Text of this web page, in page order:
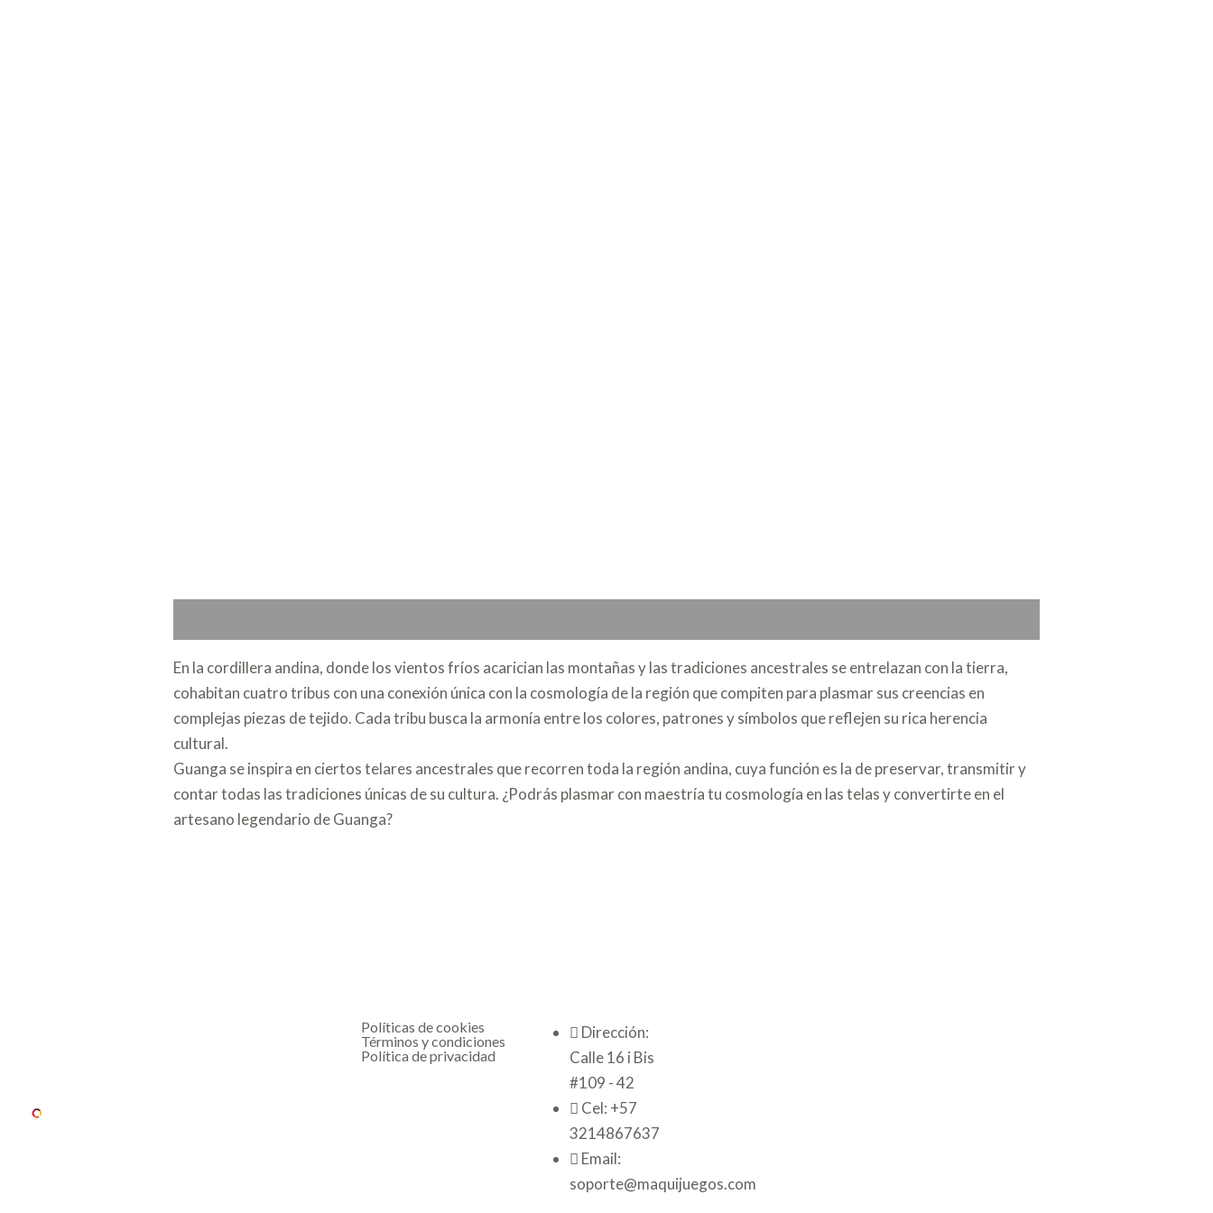
En la cordillera andina, donde los vientos fríos acarician las montañas y las tradiciones ancestrales se entrelazan con la tierra,
cohabitan cuatro tribus con una conexión única con la cosmología de la región que compiten para plasmar sus creencias en
complejas piezas de tejido. Cada tribu busca la armonía entre los colores, patrones y símbolos que reflejen su rica herencia
cultural.
Guanga se inspira en ciertos telares ancestrales que recorren toda la región andina, cuya función es la de preservar, transmitir y
contar todas las tradiciones únicas de su cultura. ¿Podrás plasmar con maestría tu cosmología en las telas y convertirte en el
artesano legendario de Guanga?
Políticas de cookies
Términos y condiciones
Política de privacidad
Dirección:
Calle 16 i Bis
#109 - 42
Cel: +57
3214867637
Email:
soporte@maquijuegos.com